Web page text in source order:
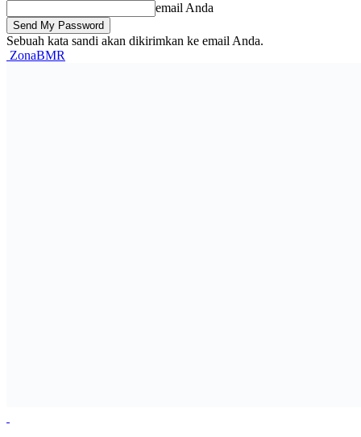
email Anda
Sebuah kata sandi akan dikirimkan ke email Anda.
ZonaBMR